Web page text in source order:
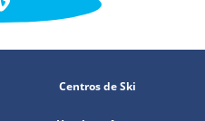
Centros de Ski